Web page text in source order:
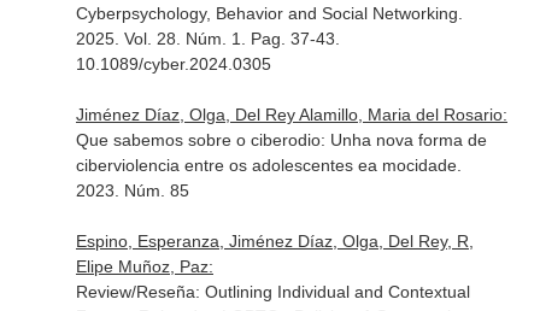
Cyberpsychology, Behavior and Social Networking
2025. Vol. 28. Núm. 1. Pag. 37-43.
10.1089/cyber.2024.0305
Jiménez Díaz, Olga, Del Rey Alamillo, Maria del Rosario:
Que sabemos sobre o ciberodio: Unha nova forma de
ciberviolencia entre os adolescentes ea mocidade.
2023. Núm. 85
Espino, Esperanza, Jiménez Díaz, Olga, Del Rey, R,
Elipe Muñoz, Paz:
Review/Reseña: Outlining Individual and Contextual